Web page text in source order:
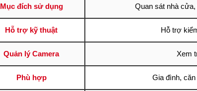
Mục đích sử dụng Quan sát nhà
Hỗ trợ kỹ thuật Hỗ trợ
Quản lý Camera Xem
Phù hợp Gia đình,